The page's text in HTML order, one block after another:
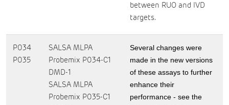
between RUO and IVD
targets.
P034
P035
SALSA MLPA
Probemix P034-C1
DMD-1
SALSA MLPA
Probemix P035-C1
Several changes were
made in the new versions
of these assays to further
enhance their
performance - see the